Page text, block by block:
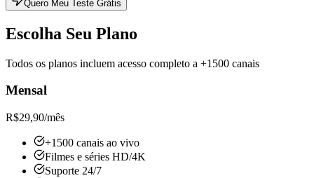
Quero Meu Teste Grátis
Escolha Seu Plano
Todos os planos incluem acesso completo a +1500 canais
Mensal
R$29,90/mês
+1500 canais ao vivo
Filmes e séries HD/4K
Suporte 24/7